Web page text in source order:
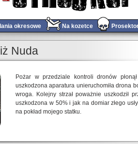
okresowe Na kozetce
Nuda
Pożar w przedziale kontroli dronów
uszkodzona aparatura unieruchomiła drona
wroga. Kolejny strzał poważnie uszkodził
uszkodzona w 50% i jak na domiar złego
na pokład mojego statku.